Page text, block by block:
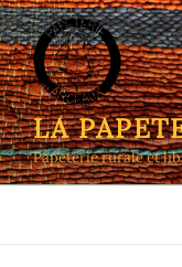
Aller
au
contenu
principal
LA
Papeterie rurale et